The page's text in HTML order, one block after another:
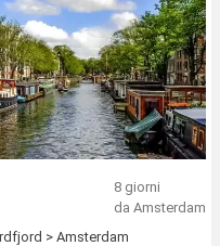
8 giorni
da Amsterdam
> Amsterdam